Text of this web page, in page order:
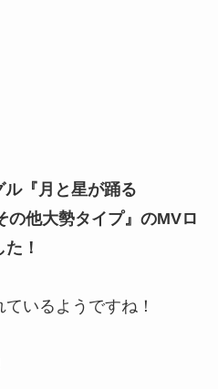
『月と星が踊る
の他大勢タイプ』のMVロ
！
いるようですね！